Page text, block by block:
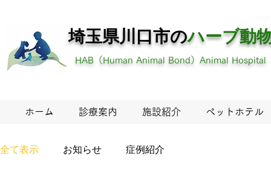
埼玉県川口市のハーブ動
HAB（Human Animal Bond）Animal Hospital
ホーム 診療案内 施設紹介 ペットホテル
全て表示 お知らせ 症例紹介